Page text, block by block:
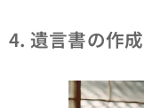
4. 遺言書の作成